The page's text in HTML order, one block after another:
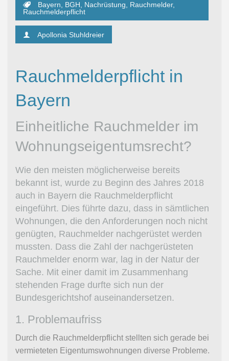
Bayern BGH Nachrüstung Rauchmelder,
Rauchmelderpflicht
Apollonia Stuhldreier
Rauchmelderpflicht in
Bayern
Einheitliche Rauchmelder im
Wohnungseigentumsrecht?
Wie den meisten möglicherweise bereits
bekannt ist, wurde zu Beginn des Jahres 2018
auch in Bayern die Rauchmelderpflicht
eingeführt. Dies führte dazu, dass in sämtlichen
Wohnungen, die den Anforderungen noch nicht
genügten, Rauchmelder nachgerüstet werden
mussten. Dass die Zahl der nachgerüsteten
Rauchmelder enorm war, lag in der Natur der
Sache. Mit einer damit im Zusammenhang
stehenden Frage durfte sich nun der
Bundesgerichtshof auseinandersetzen.
1. Problemaufriss
Durch die Rauchmelderpflicht stellten sich gerade bei
vermieteten Eigentumswohnungen diverse Probleme.